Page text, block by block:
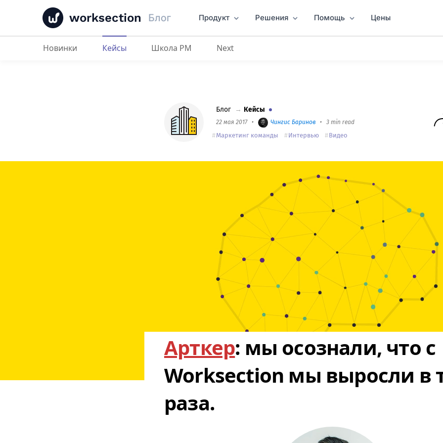
worksection Блог Продукт Решения Помощь Цены
Арткер: мы осознали, что с Worksection мы выросли в три раза.
Новинки Кейсы Школа PM Next
Блог → Кейсы
22 мая 2017 • Чингиc Баринов • 3 min read
Маркетинг команды Интервью Видео
Арткер: мы осознали, что с
Worksection мы выросли в
раза.